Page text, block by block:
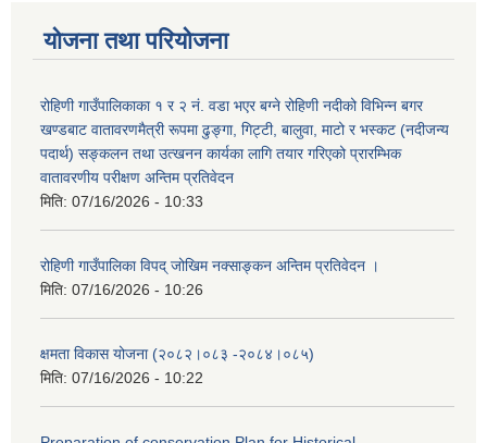
योजना तथा परियोजना
रोहिणी गाउँपालिकाका १ र २ नं. वडा भएर बग्ने रोहिणी नदीको विभिन्न बगर
खण्डबाट वातावरणमैत्री रूपमा ढुङ्गा, गिट्टी, बालुवा, माटो र भस्कट (नदीजन्य
पदार्थ) सङ्कलन तथा उत्खनन कार्यका लागि तयार गरिएको प्रारम्भिक
वातावरणीय परीक्षण अन्तिम प्रतिवेदन
मिति: 07/16/2026 - 10:33
रोहिणी गाउँपालिका विपद् जोखिम नक्साङ्कन अन्तिम प्रतिवेदन ।
मिति: 07/16/2026 - 10:26
क्षमता विकास योजना (२०८२।०८३‍ -२०८४।०८५)
मिति: 07/16/2026 - 10:22